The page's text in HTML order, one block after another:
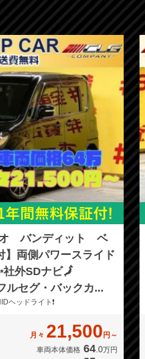
バンディット ベ
】両側パワースライド
社外SDナビ🗾
ルセグ・バックカ...
ヘッドライト❗
月々 21,500 円～
車両本体価格 64.0万円